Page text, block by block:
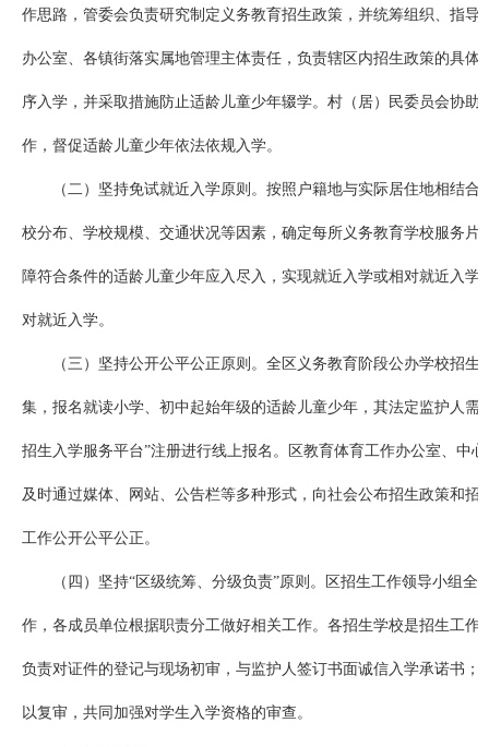
作思路，管委会负责研究制定义务教育招生政策，并统筹组织、指导
办公室、各镇街落实属地管理主体责任，负责辖区内招生政策的具
序入学，并采取措施防止适龄儿童少年辍学。村（居）民委员会协助
作，督促适龄儿童少年依法依规入学。
（二）坚持免试就近入学原则。按照户籍地与实际居住地相结
校分布、学校规模、交通状况等因素，确定每所义务教育学校服务片
障符合条件的适龄儿童少年应入尽入，实现就近入学或相对就近入
对就近入学。
（三）坚持公开公平公正原则。全区义务教育阶段公办学校招
集，报名就读小学、初中起始年级的适龄儿童少年，其法定监护人需
招生入学服务平台”注册进行线上报名。区教育体育工作办公室、中
及时通过媒体、网站、公告栏等多种形式，向社会公布招生政策和
工作公开公平公正。
（四）坚持“区级统筹、分级负责”原则。区招生工作领导小组
作，各成员单位根据职责分工做好相关工作。各招生学校是招生工作
负责对证件的登记与现场初审，与监护人签订书面诚信入学承诺书；
以复审，共同加强对学生入学资格的审查。